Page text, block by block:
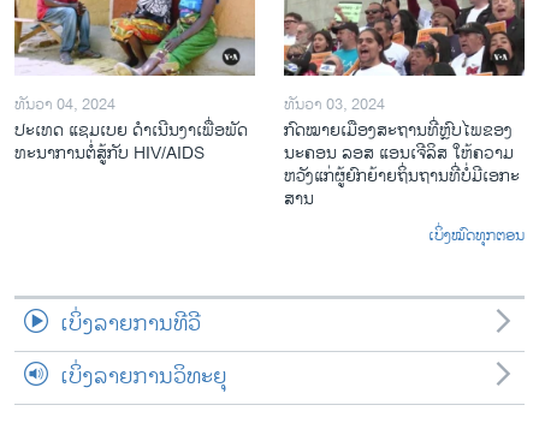
ທັນວາ 04, 2024
ປະ​ເທດ ແຊມ​ເບຍ ດຳ​ເນີນ​ງາ​ເພື່ອ​ພັດ​
ທະ​ນາ​ການ​ຕໍ່​ສູ້​ກັບ​ HIV/AIDS
ທັນວາ 03, 2024
ກົດ​ໝາຍ​ເມືອງ​ສະ​ຖານ​ທີ່ຫຼົບ​ໄພ​ຂອງ​
ນະ​ຄອນ ລອ​ສ ແອນ​ເຈີ​ລິ​ສ ໃຫ້​ຄວາມ​
ຫວັງ​ແກ່​ຜູ້​ຍົກ​ຍ້າຍ​ຖິ່ນ​ຖານ​ທີ່ບໍ່​ມີ​ເອ​ກະ​
ສານ
ເບິ່ງໝົດທຸກຕອນ
ເບິ່ງລາຍການທີວີ
ເບິ່ງລາຍການວິທະຍຸ